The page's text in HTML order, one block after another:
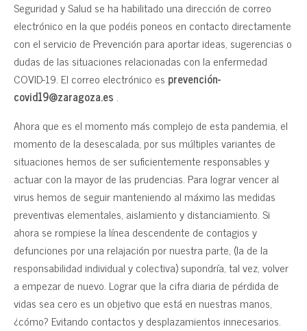
Seguridad y Salud se ha habilitado una dirección de correo
electrónico en la que podéis poneos en contacto directamente
con el servicio de Prevención para aportar ideas, sugerencias o
dudas de las situaciones relacionadas con la enfermedad
COVID-19. El correo electrónico es prevención-
covid19@zaragoza.es .
Ahora que es el momento más complejo de esta pandemia, el
momento de la desescalada, por sus múltiples variantes de
situaciones hemos de ser suficientemente responsables y
actuar con la mayor de las prudencias. Para lograr vencer al
virus hemos de seguir manteniendo al máximo las medidas
preventivas elementales, aislamiento y distanciamiento. Si
ahora se rompiese la línea descendente de contagios y
defunciones por una relajación por nuestra parte, (la de la
responsabilidad individual y colectiva) supondría, tal vez, volver
a empezar de nuevo. Lograr que la cifra diaria de pérdida de
vidas sea cero es un objetivo que está en nuestras manos,
¿cómo? Evitando contactos y desplazamientos innecesarios.